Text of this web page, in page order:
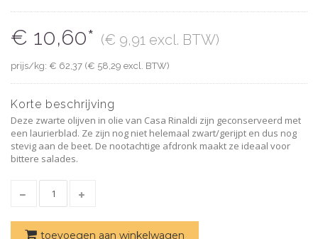
€ 10,60* (€ 9,91 excl. BTW)
prijs/kg: € 62,37 (€ 58,29 excl. BTW)
Korte beschrijving
Deze zwarte olijven in olie van Casa Rinaldi zijn geconserveerd met
een laurierblad. Ze zijn nog niet helemaal zwart/gerijpt en dus nog
stevig aan de beet. De nootachtige afdronk maakt ze ideaal voor
bittere salades.
toevoegen aan winkelwagen